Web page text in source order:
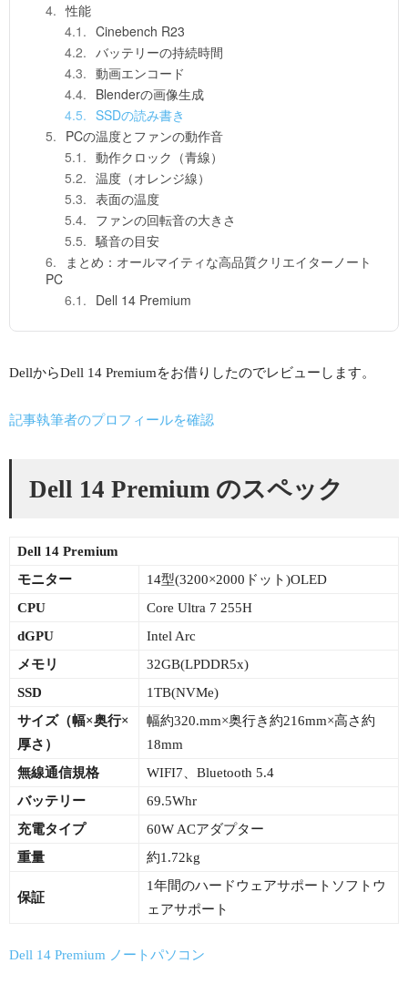
性能
Cinebench R23
バッテリーの持続時間
動画エンコード
Blenderの画像生成
SSDの読み書き
PCの温度とファンの動作音
動作クロック（青線）
温度（オレンジ線）
表面の温度
ファンの回転音の大きさ
騒音の目安
まとめ：オールマイティな高品質クリエイターノート
PC
Dell 14 Premium
DellからDell 14 Premiumをお借りしたのでレビューします。
記事執筆者のプロフィールを確認
Dell 14 Premium のスペック
Dell 14 Premium
モニター
14型(3200×2000ドット)OLED
CPU
Core Ultra 7 255H
dGPU
Intel Arc
メモリ
32GB(LPDDR5x)
SSD
1TB(NVMe)
サイズ（幅×奥行×
厚さ）
幅約320.mm×奥行き約216mm×高さ約
18mm
無線通信規格
WIFI7、Bluetooth 5.4
バッテリー
69.5Whr
充電タイプ
60W ACアダプター
重量
約1.72kg
保証
1年間のハードウェアサポートソフトウ
ェアサポート
Dell 14 Premium ノートパソコン